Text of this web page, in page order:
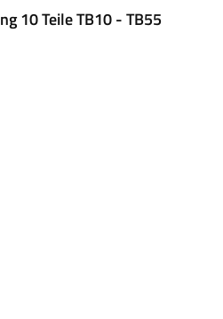
10 Teile TB10 - TB55